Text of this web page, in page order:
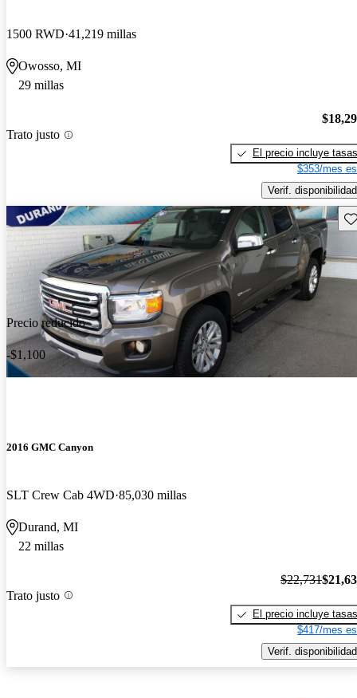
1500 RWD 41,219 millas
Owosso, MI
29 millas
Trato justo
El precio incluye tasas
$353/mes
Verif. disponibilidad
Precio reducido
-$1,100
2016 GMC Canyon
SLT Crew Cab 4WD 85,030 millas
Durand, MI
22 millas
Trato justo
$22,731
El precio incluye tasas
$417/mes
Verif. disponibilidad